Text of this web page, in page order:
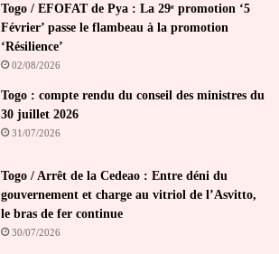
Togo / EFOFAT de Pya : La 29ᵉ promotion ‘5
Février’ passe le flambeau à la promotion
‘Résilience’
02/08/2026
Togo : compte rendu du conseil des ministres du
30 juillet 2026
31/07/2026
Togo / Arrêt de la Cedeao : Entre déni du
gouvernement et charge au vitriol de l’Asvitto,
le bras de fer continue
30/07/2026